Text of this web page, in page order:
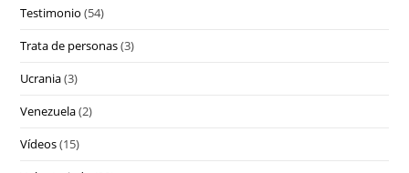
Testimonio (54)
Trata de personas(3)
Ucrania(3)
Venezuela(2)
Vídeos(15)